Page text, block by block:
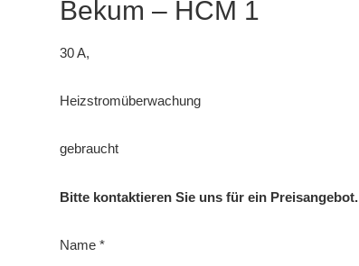
Bekum – HCM 1
30 A,
Heizstromüberwachung
gebraucht
Bitte kontaktieren Sie uns für ein Preisangebot.
Name *